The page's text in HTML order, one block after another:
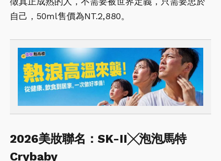
自己，50ml售價為NT.2,880。
2026美妝聯名：SK-II╳泡泡馬特
Crybaby